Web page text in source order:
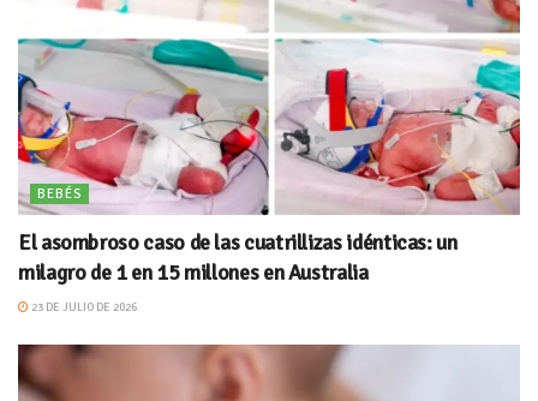
BEBÉS
El asombroso caso de las cuatrillizas idénticas: un
milagro de 1 en 15 millones en Australia
23 DE JULIO DE 2026